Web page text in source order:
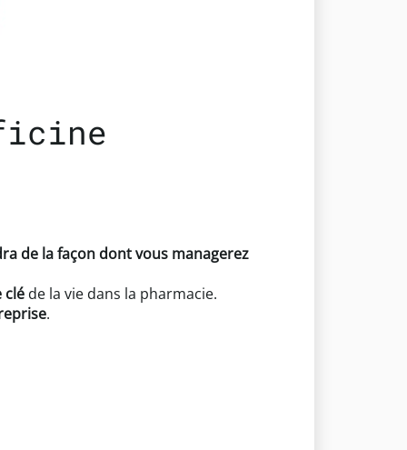
de la façon dont vous managerez
clé de la vie dans la pharmacie.
.